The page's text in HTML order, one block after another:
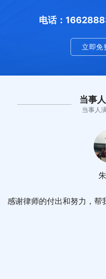
电话：
立即免
当事
当事人
感谢律师的付出和努力，帮